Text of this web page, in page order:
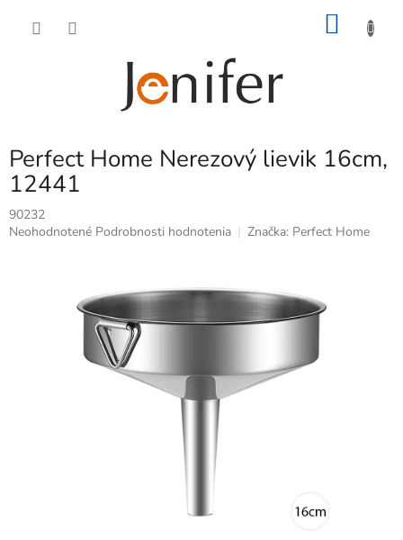
Perfect Home Nerezový lievik 16cm,
12441
90232
Priemerné
Neohodnotené Podrobnosti hodnotenia Značka: Perfect Home